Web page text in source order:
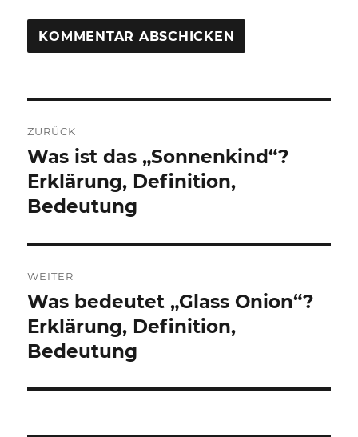
ZURÜCK
Vorheriger
Beitrag:
Was ist das „Sonnenkind“?
Erklärung, Definition,
Bedeutung
WEITER
Nächster
Beitrag:
Was bedeutet „Glass Onion“?
Erklärung, Definition,
Bedeutung